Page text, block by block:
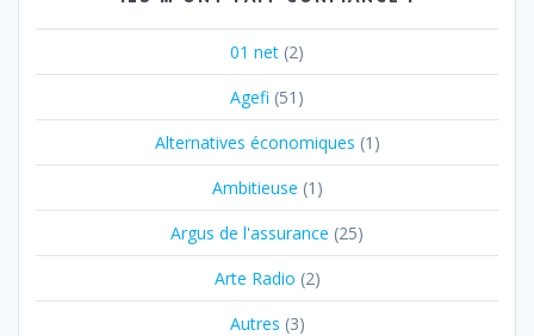
01 net (2)
Agefi (51)
Alternatives économiques (1)
Ambitieuse (1)
Argus de l'assurance (25)
Arte Radio (2)
Autres (3)